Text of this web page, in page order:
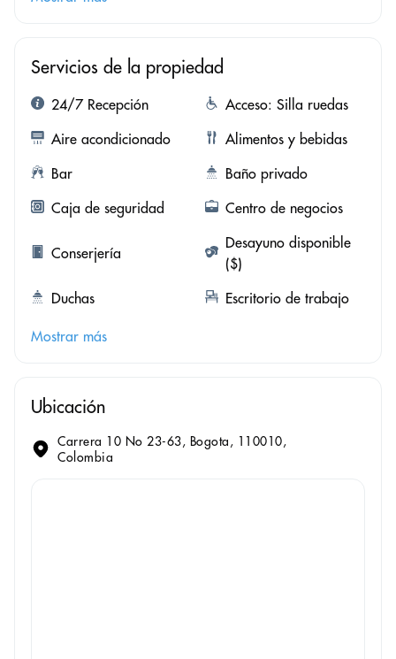
Servicios de la propiedad
24/7 Recepción
Acceso: Silla ruedas
Aire acondicionado
Alimentos y bebidas
Bar
Baño privado
Caja de seguridad
Centro de negocios
Conserjería
Desayuno disponible
($)
Duchas
Escritorio de trabajo
Mostrar más
Ubicación
Carrera 10 No 23-63, Bogota, 110010,
Colombia